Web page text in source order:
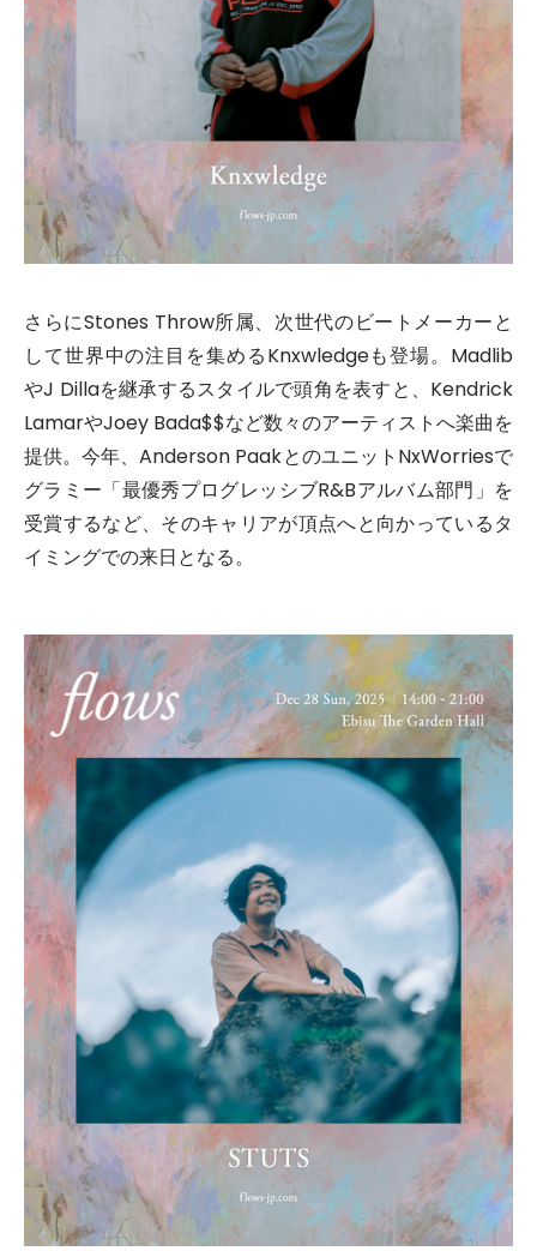
さらにStones Throw所属、次世代のビートメーカーと
して世界中の注目を集めるKnxwledgeも登場。Madlib
やJ Dillaを継承するスタイルで頭角を表すと、Kendrick
LamarやJoey Bada$$など数々のアーティストへ楽曲を
提供。今年、Anderson PaakとのユニットNxWorriesで
グラミー「最優秀プログレッシブR&Bアルバム部門」を
受賞するなど、そのキャリアが頂点へと向かっているタ
イミングでの来日となる。